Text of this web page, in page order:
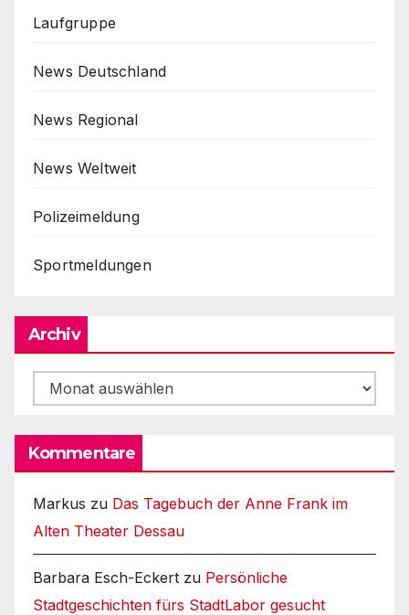
Laufgruppe
News Deutschland
News Regional
News Weltweit
Polizeimeldung
Sportmeldungen
Archiv
Archiv
Kommentare
Markus zu Das Tagebuch der Anne Frank im
Alten Theater Dessau
Barbara Esch-Eckert zu Persönliche
Stadtgeschichten fürs StadtLabor gesucht